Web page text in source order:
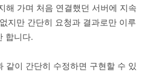
해 가며 처음 연결했던 서버에 지속
지만 간단히 요청과 결과로만 이루
합니다.
같이 간단히 수정하면 구현할 수 있